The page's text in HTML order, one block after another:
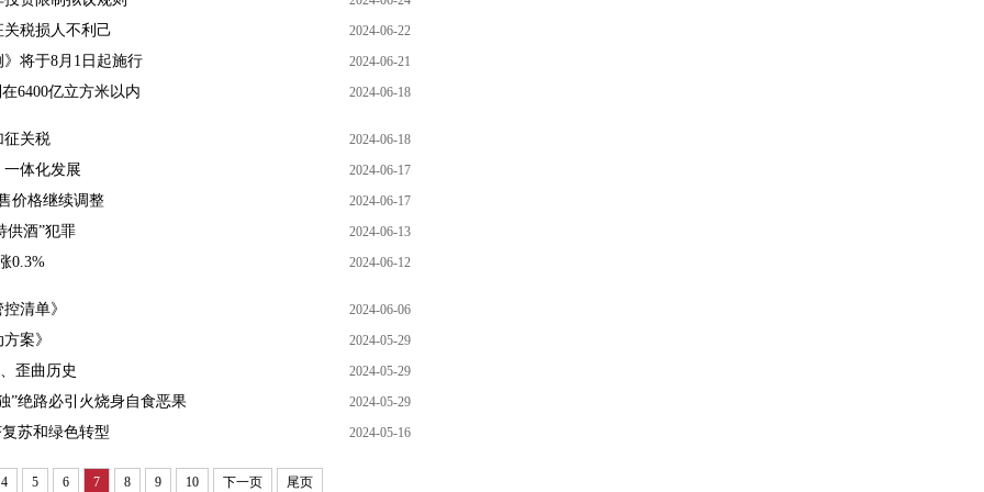
税损人不利己 2024-06-22
将于8月1日起施行 2024-06-21
6400亿立方米以内 2024-06-18
征关税 2024-06-18
体化发展 2024-06-17
价格继续调整 2024-06-17
供酒”犯罪 2024-06-13
0.3% 2024-06-12
清单》 2024-06-06
案》 2024-05-29
歪曲历史 2024-05-29
”绝路必引火烧身自食恶果 2024-05-29
苏和绿色转型 2024-05-16
4 5 6 7 8 9 10 下一页 尾页